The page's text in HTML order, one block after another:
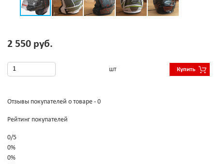
2 550 руб.
шт Купить
Отзывы покупателей о товаре - 0
Рейтинг покупателей
0/5
0%
0%